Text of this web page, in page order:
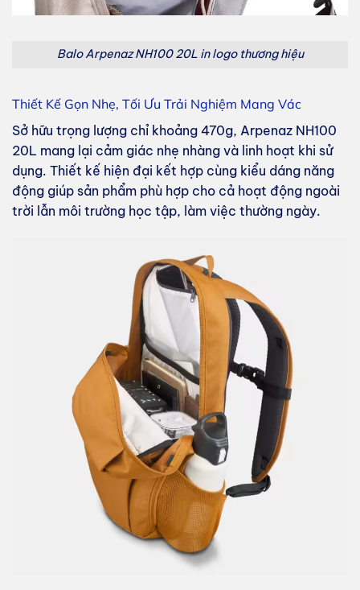
Balo Arpenaz NH100 20L in logo thương hiệu
Thiết Kế Gọn Nhẹ, Tối Ưu Trải Nghiệm Mang Vác
Sở hữu trọng lượng chỉ khoảng 470g, Arpenaz NH100
20L mang lại cảm giác nhẹ nhàng và linh hoạt khi sử
dụng. Thiết kế hiện đại kết hợp cùng kiểu dáng năng
động giúp sản phẩm phù hợp cho cả hoạt động ngoài
trời lẫn môi trường học tập, làm việc thường ngày.